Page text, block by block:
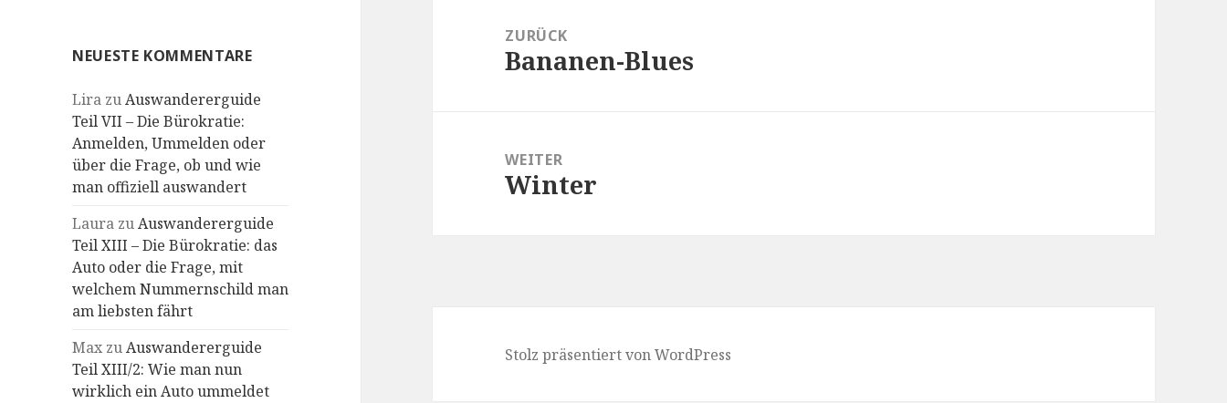
NEUESTE KOMMENTARE
Lira zuAuswandererguide
Teil VII – Die Bürokratie:
Anmelden, Ummelden oder
über die Frage, ob und wie
man offiziell auswandert
Laura zuAuswandererguide
Teil XIII – Die Bürokratie: das
Auto oder die Frage, mit
welchem Nummernschild man
am liebsten fährt
Max zuAuswandererguide
Teil XIII/2: Wie man nun
wirklich ein Auto ummeldet
ZURÜCK
Vorheriger
Bananen-Blues
WEITER
Nächster
Winter
Stolz präsentiert von WordPress